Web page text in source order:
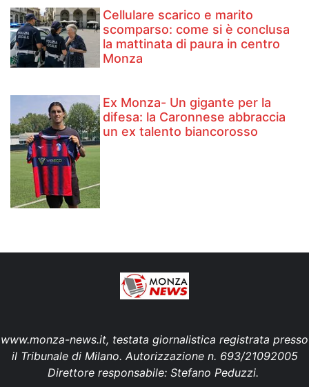
Cellulare scarico e marito
scomparso: come si è conclusa
la mattinata di paura in centro
Monza
Ex Monza- Un gigante per la
difesa: la Caronnese abbraccia
un ex talento biancorosso
www.monza-news.it, testata giornalistica registrata presso
il Tribunale di Milano. Autorizzazione n. 693/21092005
Direttore responsabile: Stefano Peduzzi.